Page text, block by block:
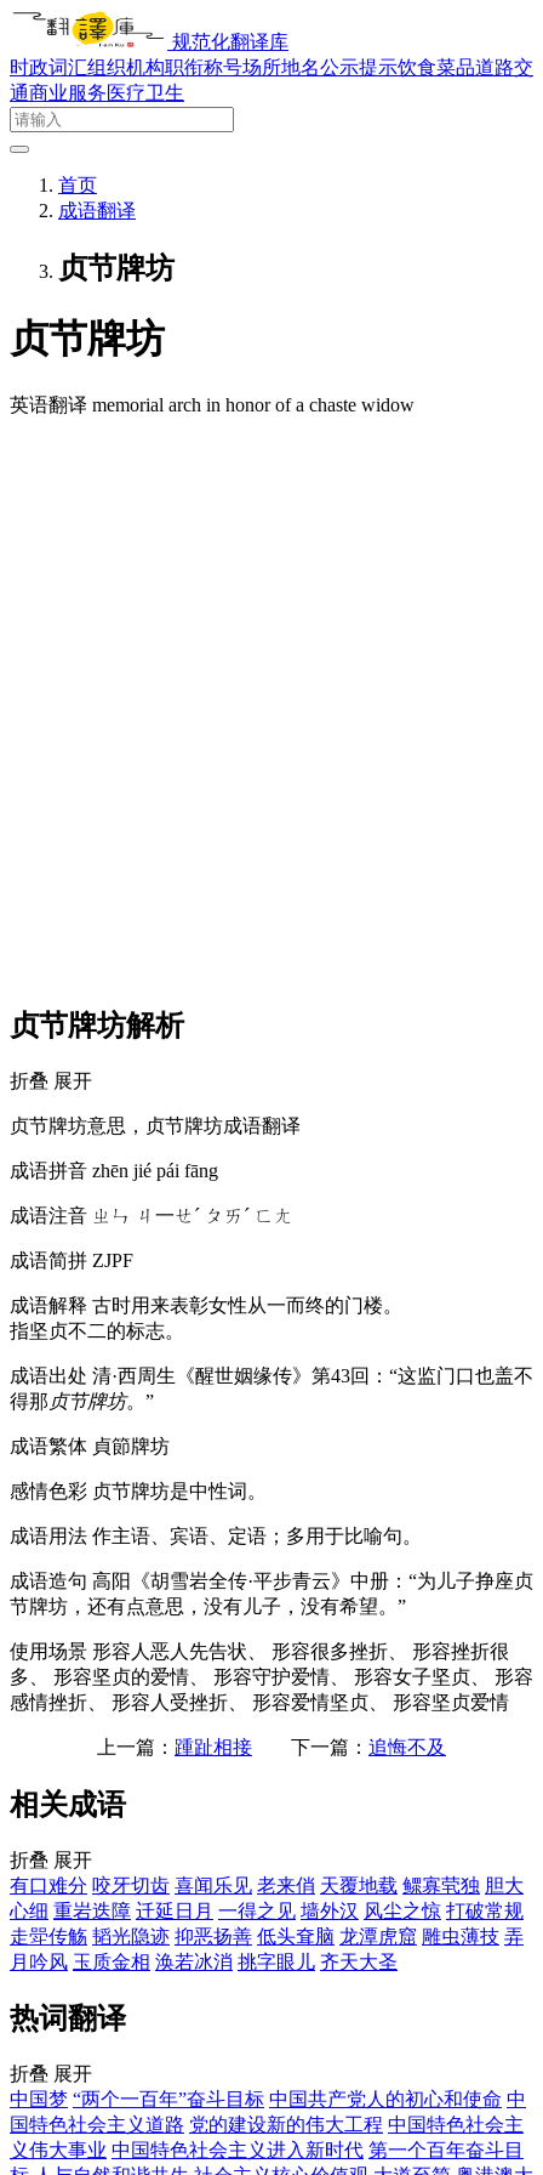
规范化翻译库
时政词汇组织机构职衔称号场所地名公示提示饮食菜品道路交
通商业服务医疗卫生
首页
成语翻译
贞节牌坊
贞节牌坊
英语翻译 memorial arch in honor of a chaste widow
贞节牌坊解析
折叠 展开
贞节牌坊意思，贞节牌坊成语翻译
成语拼音 zhēn jié pái fāng
成语注音 ㄓㄣ ㄐ一ㄝˊ ㄆㄞˊ ㄈㄤ
成语简拼 ZJPF
成语解释 古时用来表彰女性从一而终的门楼。
指坚贞不二的标志。
成语出处 清·西周生《醒世姻缘传》第43回：“这监门口也盖不
得那 贞节牌坊。”
成语繁体 貞節牌坊
感情色彩 贞节牌坊是中性词。
成语用法 作主语、宾语、定语；多用于比喻句。
成语造句 高阳《胡雪岩全传·平步青云》中册：“为儿子挣座贞
节牌坊，还有点意思，没有儿子，没有希望。”
使用场景 形容人恶人先告状、 形容很多挫折、 形容挫折很
多、 形容坚贞的爱情、 形容守护爱情、 形容女子坚贞、 形容
感情挫折、 形容人受挫折、 形容爱情坚贞、 形容坚贞爱情
上一篇： 踵趾相接 下一篇： 追悔不及
相关成语
折叠 展开
有口难分 咬牙切齿 喜闻乐见 老来俏 天覆地载 鳏寡茕独 胆大
心细 重岩迭障 迁延日月 一得之见 墙外汉 风尘之惊 打破常规
走斝传觞 韬光隐迹 抑恶扬善 低头耷脑 龙潭虎窟 雕虫薄技 弄
月吟风 玉质金相 涣若冰消 挑字眼儿 齐天大圣
热词翻译
折叠 展开
中国梦 “两个一百年”奋斗目标 中国共产党人的初心和使命 中
国特色社会主义道路 党的建设新的伟大工程 中国特色社会主
义伟大事业 中国特色社会主义进入新时代 第一个百年奋斗目